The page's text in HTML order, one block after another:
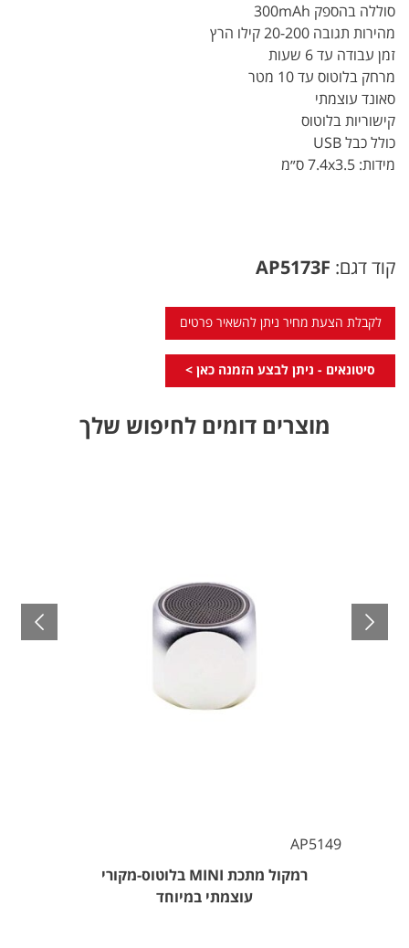
סוללה בהספק 300mAh
מהירות תגובה 20-200 קילו הרץ
זמן עבודה עד 6 שעות
מרחק בלוטוס עד 10 מטר
סאונד עוצמתי
קישוריות בלוטוס
כולל כבל USB
מידות: 7.4x3.5 ס״מ
קוד דגם: AP5173F
לקבלת הצעת מחיר ניתן להשאיר פרטים
סיטונאים - ניתן לבצע הזמנה כאן >
מוצרים דומים לחיפוש שלך
AP5149
רמקול מתכת MINI בלוטוס-מקורי
עוצמתי במיוחד